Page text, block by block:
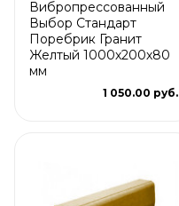
Вибропрессованный
Выбор Стандарт
Поребрик Гранит
Желтый 1000х200х80
мм
1 050.00 руб.